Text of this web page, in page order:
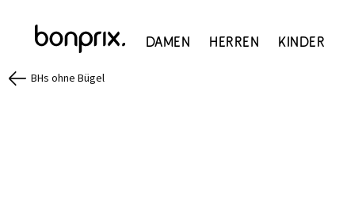
Damen Herren Kinder
BHs ohne Bügel